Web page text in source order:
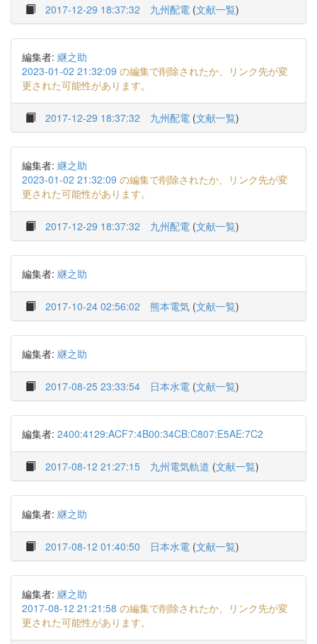
2017-12-29 18:37:32 九州配電 (文献一覧)
編集者: 継之助
2023-01-02 21:32:09 の編集で削除されたか、リンク先が変
更された可能性があります。
2017-12-29 18:37:32 九州配電 (文献一覧)
編集者: 継之助
2023-01-02 21:32:09 の編集で削除されたか、リンク先が変
更された可能性があります。
2017-12-29 18:37:32 九州配電 (文献一覧)
編集者: 継之助
2017-10-24 02:56:02 熊本電気 (文献一覧)
編集者: 継之助
2017-08-25 23:33:54 日本水電 (文献一覧)
編集者: 2400:4129:ACF7:4B00:34CB:C807:E5AE:7C2
2017-08-12 21:27:15 九州電気軌道 (文献一覧)
編集者: 継之助
2017-08-12 01:40:50 日本水電 (文献一覧)
編集者: 継之助
2017-08-12 21:21:58 の編集で削除されたか、リンク先が変
更された可能性があります。